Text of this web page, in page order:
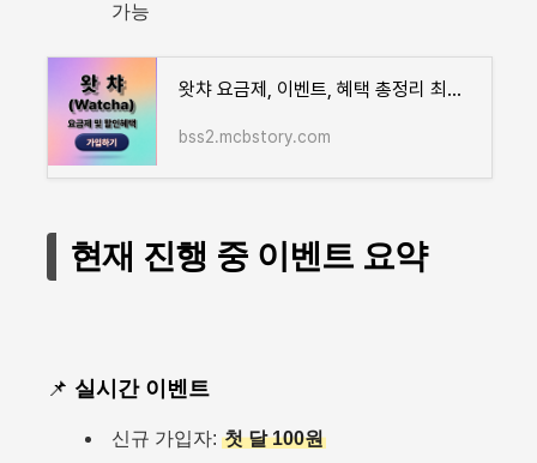
가능
왓챠 요금제, 이벤트, 혜택 총정리 최대 26% 할인!
bss2.mcbstory.com
현재 진행 중 이벤트 요약
📌 실시간 이벤트
신규 가입자: 첫 달 100원